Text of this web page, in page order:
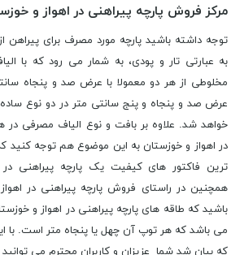
مرکز فروش پارچه پیراهنی در اهواز و
توجه داشته باشید پارچه مورد مصرف برای پیراهن
به عبارتی تار و پودی، به شمار می رود که با
مخلوطی از هر دو معمولا با عرض صد و پنجاه
عرض صد و پنجاه و پنج سانتی متر در دو نوع ساده
خواهد شد. علاوه بر بافت و نوع الیاف مصرفی در
در اهواز و خوزستان به این موضوع هم توجه کنید
ترین فاکتور های کیفیت یک پارچه پیراهنی
همچنین در راستای فروش پارچه پیراهنی در
باشید که طاقه های پارچه پیراهنی در اهواز و
می باشد که هر توپ آن چهل یا پنجاه متر است. با
که بیان شد شما عزیزان و کاربران محترم می توانید